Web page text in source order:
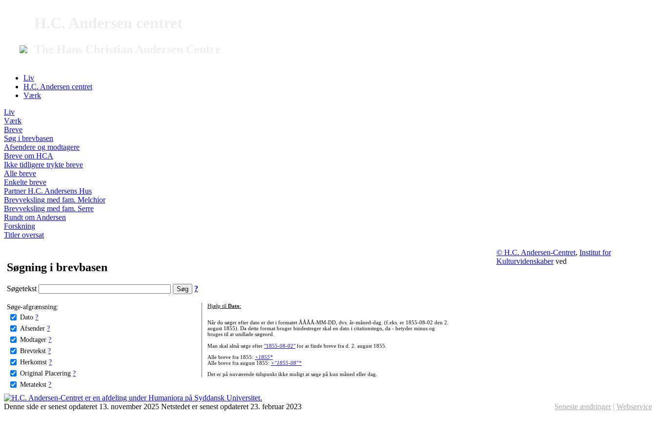
Liv
H.C. Andersen centret
Værk
Liv
Værk
Breve
Søg i brevbasen
Afsendere og modtagere
Breve om HCA
Ikke tidligere trykte breve
Alle breve
Enkelte breve
Partner H.C. Andersens Hus
Brevveksling med fam. Melchior
Brevveksling med fam. Serre
Rundt om Andersen
Forskning
Titler oversat
Søgning i brevbasen
Søgetekst ?
Søge-afgrænsning:
Dato ?
Afsender ?
Modtager ?
Brevtekst ?
Herkomst ?
Original Placering ?
Metatekst ?
Hjælp til Dato:
Når du søger efter dato er det i formatet ÅÅÅÅ-MM-DD, dvs. år-måned-dag. (f.eks. er 1855-08-02 den 2.
august 1855). Da dette format bruger bindestreger skal en dato i citationstegn, da - betyder minus og
bruges til at undlade søgeord.
Man skal altså søge efter "1855-08-02"for at finde breve fra d. 2. august 1855.
Alle breve fra 1855: +1855*
Alle breve fra august 1855: +"1855-08"*
Det er på nuværende tidspunkt ikke muligt at søge på kun måned eller dag.
© H.C. Andersen-Centret, Institut for
Kulturvidenskaberved
Denne side er senest opdateret 13. november 2025 Netstedet er senest opdateret 23. februar 2023 Seneste ændringer | Webservice